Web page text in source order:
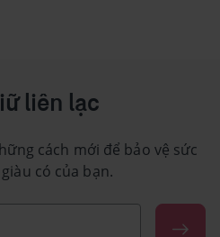
liên lạc
cách mới để bảo vệ sức
có của bạn.